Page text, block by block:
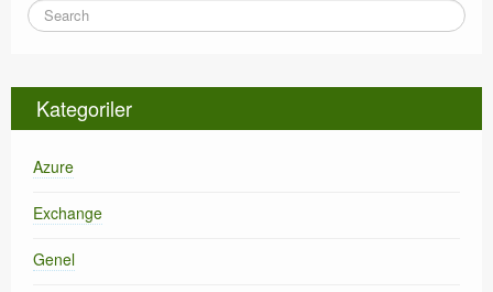
Kategoriler
Azure
Exchange
Genel